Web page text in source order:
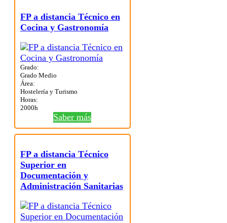
FP a distancia Técnico en
Cocina y Gastronomía
Grado:
Grado Medio
Área:
Hostelería y Turismo
Horas:
2000h
Saber más
FP a distancia Técnico
Superior en
Documentación y
Administración Sanitarias